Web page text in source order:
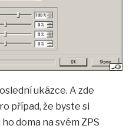
ukázce. A zde
případ, že byste si
doma na svém ZPS